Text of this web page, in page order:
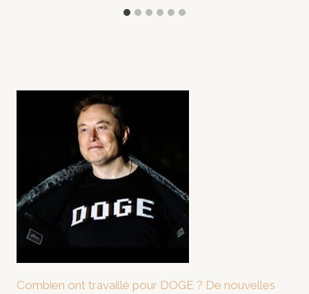
Combien ont travaillé pour DOGE ? De nouvelles